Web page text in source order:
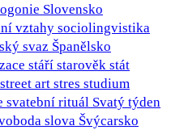
Slovensko
vztahy sociolingvistika
svaz Španělsko
stáří starověk stát
street art stres studium
svatební rituál Svatý týden
slova Švýcarsko